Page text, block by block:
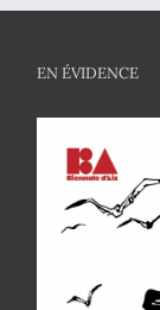
EN ÉVIDENCE